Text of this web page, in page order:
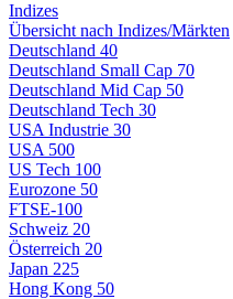
Indizes
Übersicht nach Indizes/Märkten
Deutschland 40
Deutschland Small Cap 70
Deutschland Mid Cap 50
Deutschland Tech 30
USA Industrie 30
USA 500
US Tech 100
Eurozone 50
FTSE-100
Schweiz 20
Österreich 20
Japan 225
Hong Kong 50